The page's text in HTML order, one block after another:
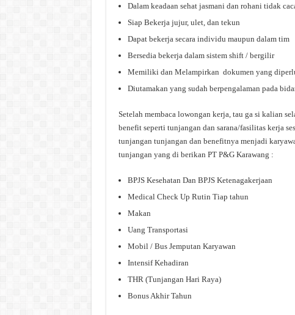
Dalam keadaan sehat jasmani dan rohani tidak
Siap Bekerja jujur, ulet, dan tekun
Dapat bekerja secara individu maupun dalam tim
Bersedia bekerja dalam sistem shift / bergilir
Memiliki dan Melampirkan dokumen yang
Diutamakan yang sudah berpengalaman pada
Setelah membaca lowongan kerja, tau ga si kalian
benefit seperti tunjangan dan sarana/fasilitas kerja
tunjangan tunjangan dan benefitnya menjadi
tunjangan yang di berikan PT P&G Karawang :
BPJS Kesehatan Dan BPJS Ketenagakerjaan
Medical Check Up Rutin Tiap tahun
Makan
Uang Transportasi
Mobil / Bus Jemputan Karyawan
Intensif Kehadiran
THR (Tunjangan Hari Raya)
Bonus Akhir Tahun